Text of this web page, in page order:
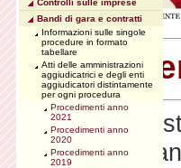
Procedura
e relativa
Controlli sulle imprese
Bandi di gara e contratti
Informazioni sulle singole
procedure in formato
tabellare
Atti delle amministrazioni
aggiudicatrici e degli enti
aggiudicatori distintamente
per ogni procedura
Procedimenti anno
2021
Procedimenti anno
2020
Procedimenti anno
2019